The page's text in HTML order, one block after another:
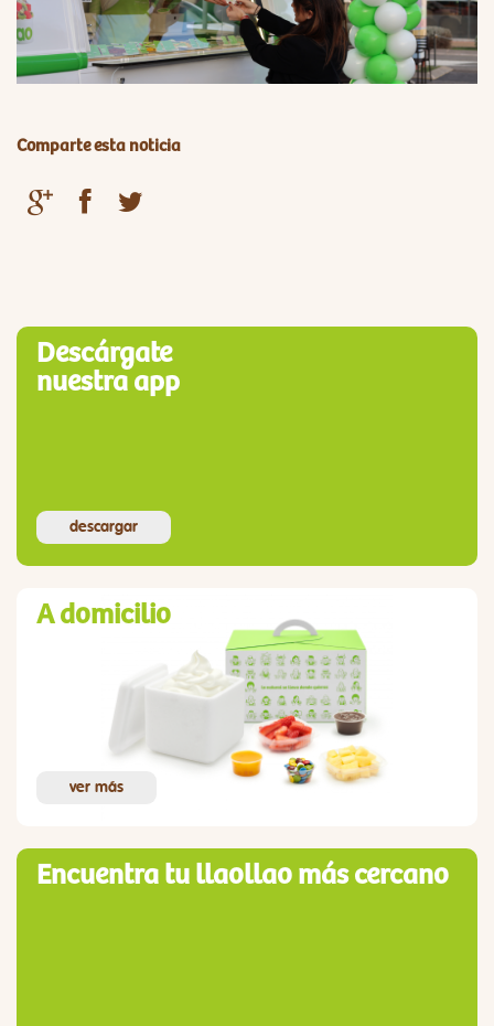
Comparte esta noticia
Descárgate
nuestra app
descargar
A domicilio
ver más
Encuentra tu llaollao más cercano